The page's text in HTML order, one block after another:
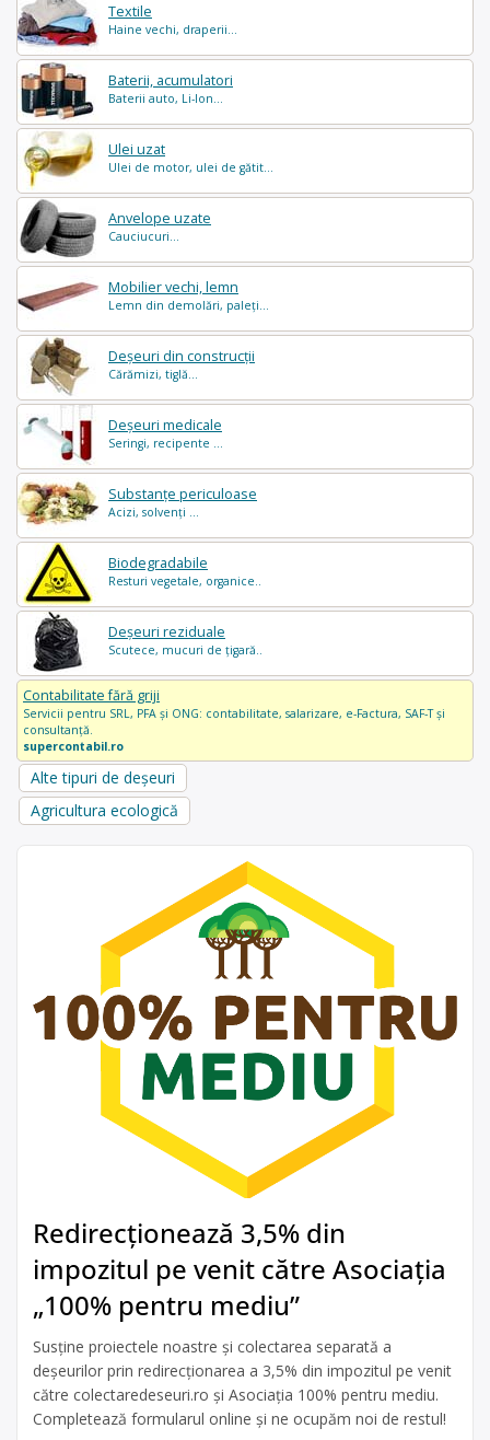
Textile
Haine vechi, draperii...
Baterii, acumulatori
Baterii auto, Li-Ion...
Ulei uzat
Ulei de motor, ulei de gătit...
Anvelope uzate
Cauciucuri...
Mobilier vechi, lemn
Lemn din demolări, paleți...
Deșeuri din construcții
Cărămizi, tiglă...
Deșeuri medicale
Seringi, recipente ...
Substanțe periculoase
Acizi, solvenți ...
Biodegradabile
Resturi vegetale, organice..
Deșeuri reziduale
Scutece, mucuri de țigară..
Contabilitate fără griji
Servicii pentru SRL, PFA și ONG: contabilitate, salarizare, e-Factura, SAF-T și
consultanță.
supercontabil.ro
Alte tipuri de deșeuri
Agricultura ecologică
Redirecționează 3,5% din
impozitul pe venit către Asociația
„100% pentru mediu”
Susține proiectele noastre și colectarea separată a
deșeurilor prin redirecționarea a 3,5% din impozitul pe venit
către colectaredeseuri.ro și Asociația 100% pentru mediu.
Completează formularul online și ne ocupăm noi de restul!